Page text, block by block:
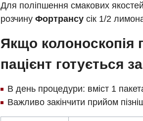
Для поліпшення смакових
розчину Фортрансу сік 1/2
Якщо колоноскопія
пацієнт готується
В день процедури: вміст 1
Важливо закінчити прийом